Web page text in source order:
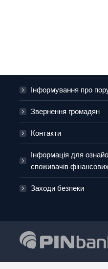
Інформування про
Звернення громадян
Контакти
Інформація для
споживачів
Заходи безпеки